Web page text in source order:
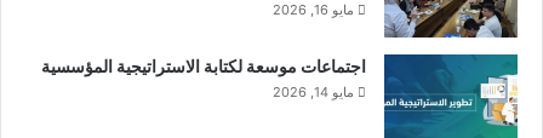
مايو 16, 2026
اجتماعات موسعة لكتابة الاستراتيجية المؤسسية
مايو 14, 2026